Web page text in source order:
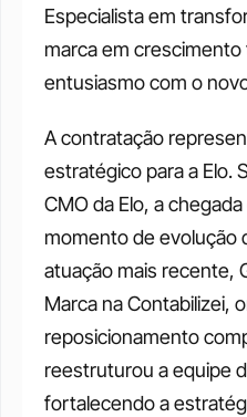
Especialista em
marca em
entusiasmo com o
A contratação
estratégico para a Elo.
CMO da Elo, a
momento de evolução
atuação mais recente,
Marca na Contabilizei,
reposicionamento
reestruturou a equipe
fortalecendo a